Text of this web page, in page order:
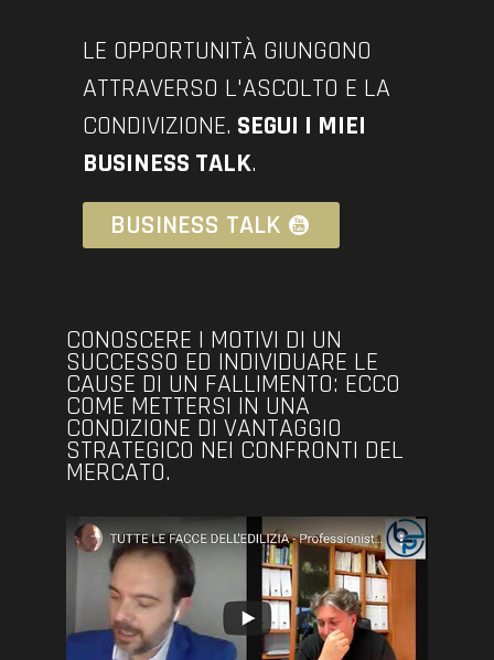
LE OPPORTUNITÀ GIUNGONO
ATTRAVERSO L'ASCOLTO E LA
CONDIVIZIONE. SEGUI I MIEI
BUSINESS TALK.
BUSINESS TALK
CONOSCERE I MOTIVI DI UN
SUCCESSO ED INDIVIDUARE LE
CAUSE DI UN FALLIMENTO: ECCO
COME METTERSI IN UNA
CONDIZIONE DI VANTAGGIO
STRATEGICO NEI CONFRONTI DEL
MERCATO.